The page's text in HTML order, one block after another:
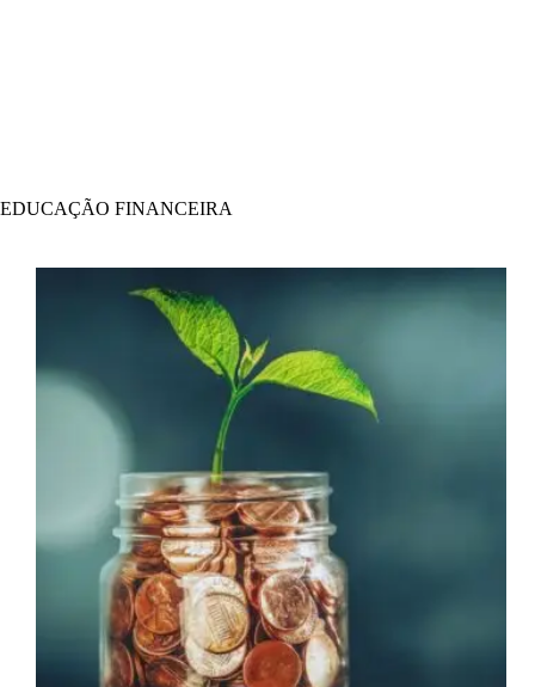
EDUCAÇÃO FINANCEIRA